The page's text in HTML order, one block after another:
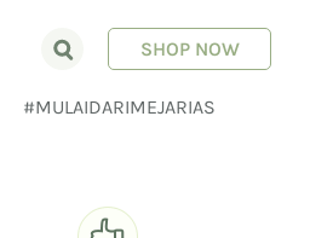
#MULAIDARIMEJARIAS
SHOP NOW